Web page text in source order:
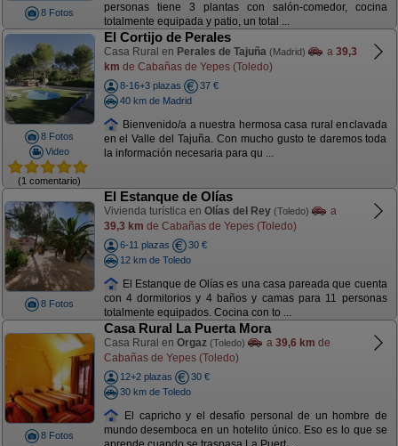
8 Fotos
personas tiene 3 plantas con salón-comedor, cocina
totalmente equipada y patio, un total ...
8 Fotos
Video
(1 comentario)
El Cortijo de Perales
Casa Rural en Perales de Tajuña (Madrid) a 39,3
km de Cabañas de Yepes (Toledo)
8-16+3 plazas
37 €
40 km de Madrid
Bienvenido/a a nuestra hermosa casa rural enclavada
en el Valle del Tajuña. Con mucho gusto te daremos toda
la información necesaria para qu ...
8 Fotos
El Estanque de Olías
Vivienda turística en Olías del Rey (Toledo)
a
39,3 km de Cabañas de Yepes (Toledo)
6-11 plazas
30 €
12 km de Toledo
El Estanque de Olías es una casa pareada que cuenta
con 4 dormitorios y 4 baños y camas para 11 personas
totalmente equipados. Cocina con to ...
8 Fotos
Casa Rural La Puerta Mora
Casa Rural en Orgaz (Toledo) a 39,6 km de
Cabañas de Yepes (Toledo)
12+2 plazas
30 €
30 km de Toledo
El capricho y el desafío personal de un hombre de
mundo desemboca en un hotelito único. Eso es lo que se